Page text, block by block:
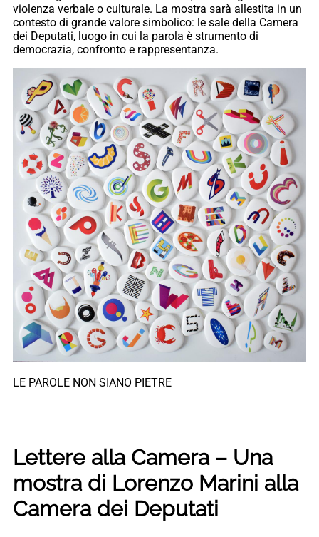
violenza verbale o culturale. La mostra sarà allestita in un
contesto di grande valore simbolico: le sale della Camera
dei Deputati, luogo in cui la parola è strumento di
democrazia, confronto e rappresentanza.
LE PAROLE NON SIANO PIETRE
Lettere alla Camera – Una
mostra di Lorenzo Marini alla
Camera dei Deputati